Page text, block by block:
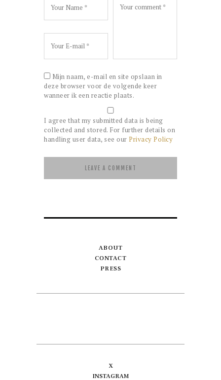
Mijn naam, e-mail en site opslaan in
deze browser voor de volgende keer
wanneer ik een reactie plaats.
I agree that my submitted data is being
collected and stored. For further details on
handling user data, see our Privacy Policy
ABOUT
CONTACT
PRESS
X
INSTAGRAM